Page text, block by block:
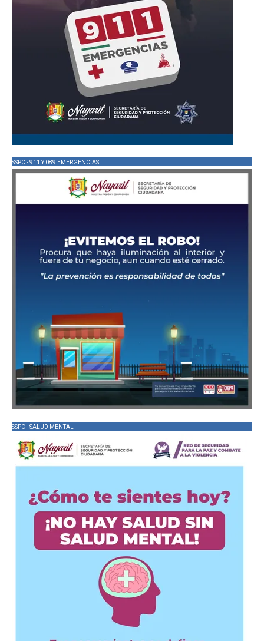
SSPC - 911 Y 089 EMERGENCIAS
SSPC - SALUD MENTAL